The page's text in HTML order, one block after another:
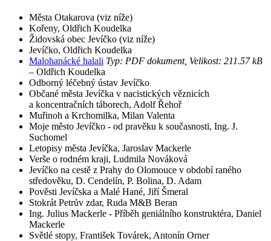
Města Otakarova (viz níže)
Kořeny, Oldřich Koudelka
Židovská obec Jevíčko (viz níže)
Jevíčko, Oldřich Koudelka
Malohanácké halali Typ: PDF dokument, Velikost: 211.57 kB
– Oldřich Koudelka
Odborný léčebný ústav Jevíčko
Občané města Jevíčka v nacistických věznicích
a koncentračních táborech, Adolf Řehoř
Muřinoh a Krchomilka, Milan Valenta
Moje město Jevíčko - od pravěku k současnosti, Ing. J.
Suchomel
Letopisy města Jevíčka, Jaroslav Mackerle
Verše o rodném kraji, Ludmila Nováková
Jevíčko na cestě z Prahy do Olomouce v období raného
středověku, D. Cendelín, P. Bolina, D. Adam
Pověsti Jevíčska a Malé Hané, Jiří Šmeral
Stokrát Petrův zdar, Ruda M&B Beran
Ing. Julius Mackerle - Příběh geniálního konstruktéra, Daniel
Mackerle
Světlé stopy, František Továrek, Antonín Orner